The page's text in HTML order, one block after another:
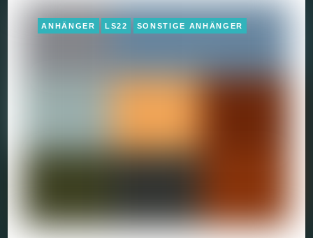
ANHÄNGER LS22 SONSTIGE ANHÄNGER